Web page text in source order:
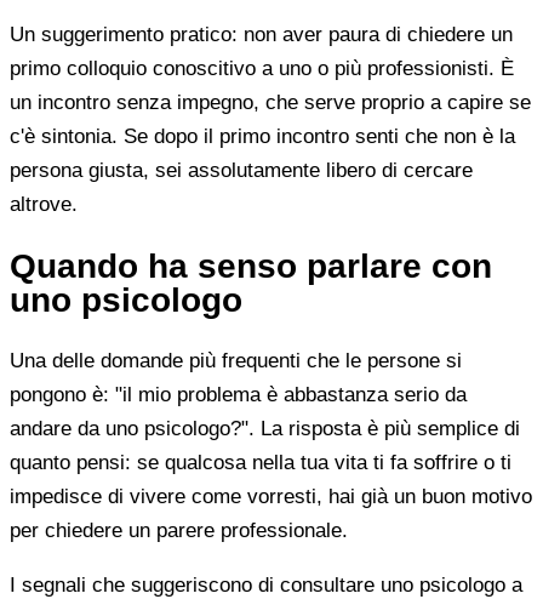
Un suggerimento pratico: non aver paura di chiedere un
primo colloquio conoscitivo a uno o più professionisti. È
un incontro senza impegno, che serve proprio a capire se
c'è sintonia. Se dopo il primo incontro senti che non è la
persona giusta, sei assolutamente libero di cercare
altrove.
Quando ha senso parlare con
uno psicologo
Una delle domande più frequenti che le persone si
pongono è: "il mio problema è abbastanza serio da
andare da uno psicologo?". La risposta è più semplice di
quanto pensi: se qualcosa nella tua vita ti fa soffrire o ti
impedisce di vivere come vorresti, hai già un buon motivo
per chiedere un parere professionale.
I segnali che suggeriscono di consultare uno psicologo a